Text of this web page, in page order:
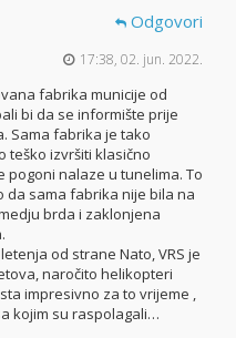
Odgovori
17:38, 02. jun. 2022.
fabrika municije od
bi da se informište prije
Sama fabrika je tako
teško izvršiti klasično
pogoni nalaze u tunelima. To
da sama fabrika nije bila na
brda i zaklonjena
od strane Nato, VRS je
naročito helikopteri
impresivno za to vrijeme ,
kojim su raspolagali…